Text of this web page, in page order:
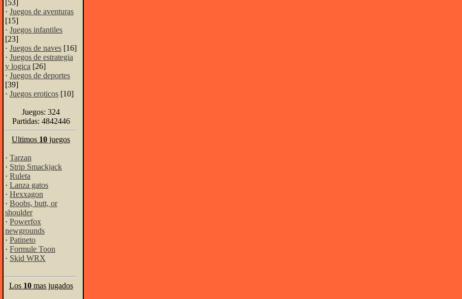
[53]
· Juegos de aventuras
[15]
· Juegos infantiles
[23]
· Juegos de naves [16]
· Juegos de estrategia
y logica [26]
· Juegos de deportes
[39]
· Juegos eroticos [10]
Juegos: 324
Partidas: 4842446
Ultimos 10 juegos
· Tarzan
· Strip Smackjack
· Ruleta
· Lanza gatos
· Hexxagon
· Boobs, butt, or
shoulder
· Powerfox
newgrounds
· Patineto
· Formule Toon
· Skid WRX
Los 10mas jugados